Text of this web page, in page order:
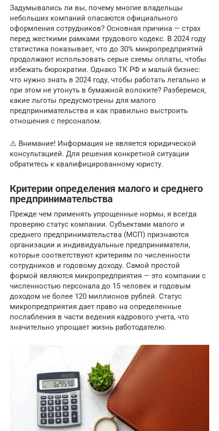
Задумывались ли вы, почему многие владельцы
небольших компаний опасаются официального
оформления сотрудников? Основная причина — страх
перед жесткими рамками трудового кодекс. В 2024 году
статистика показывает, что до 30% микропредприятий
продолжают использовать серые схемы оплаты, чтобы
избежать бюрократии. Однако ТК РФ и малый бизнес:
что нужно знать в 2024 году, чтобы работать легально и
при этом не утонуть в бумажной волоките? Разберемся,
какие льготы предусмотрены для малого
предпринимательства и как правильно выстроить
отношения с персоналом.
⚠️ Внимание! Информация не является юридической
консультацией. Для решения конкретной ситуации
обратитесь к квалифицированному юристу.
Критерии определения малого и среднего
предпринимательства
Прежде чем применять упрощенные нормы, я всегда
проверяю статус компании. Субъектами малого и
среднего предпринимательства (МСП) признаются
организации и индивидуальные предприниматели,
которые соответствуют критериям по численности
сотрудников и годовому доходу. Самой простой
формой являются микропредприятия — это компании с
численностью персонала до 15 человек и годовым
доходом не более 120 миллионов рублей. Статус
микропредприятия дает право на определенные
послабления в части ведения кадрового учета, что
значительно упрощает жизнь работодателю.